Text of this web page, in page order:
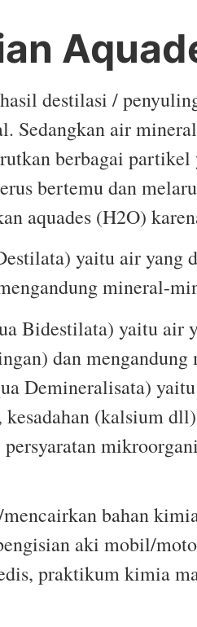
destilasi /
Sedangkan air
berbagai
bertemu dan
aquades (H2O)
yaitu air yang
mineral-
Bidestilata) yaitu air
dan
Demineralisata)
(kalsium
bahan
aki mobil/
praktikum kimia